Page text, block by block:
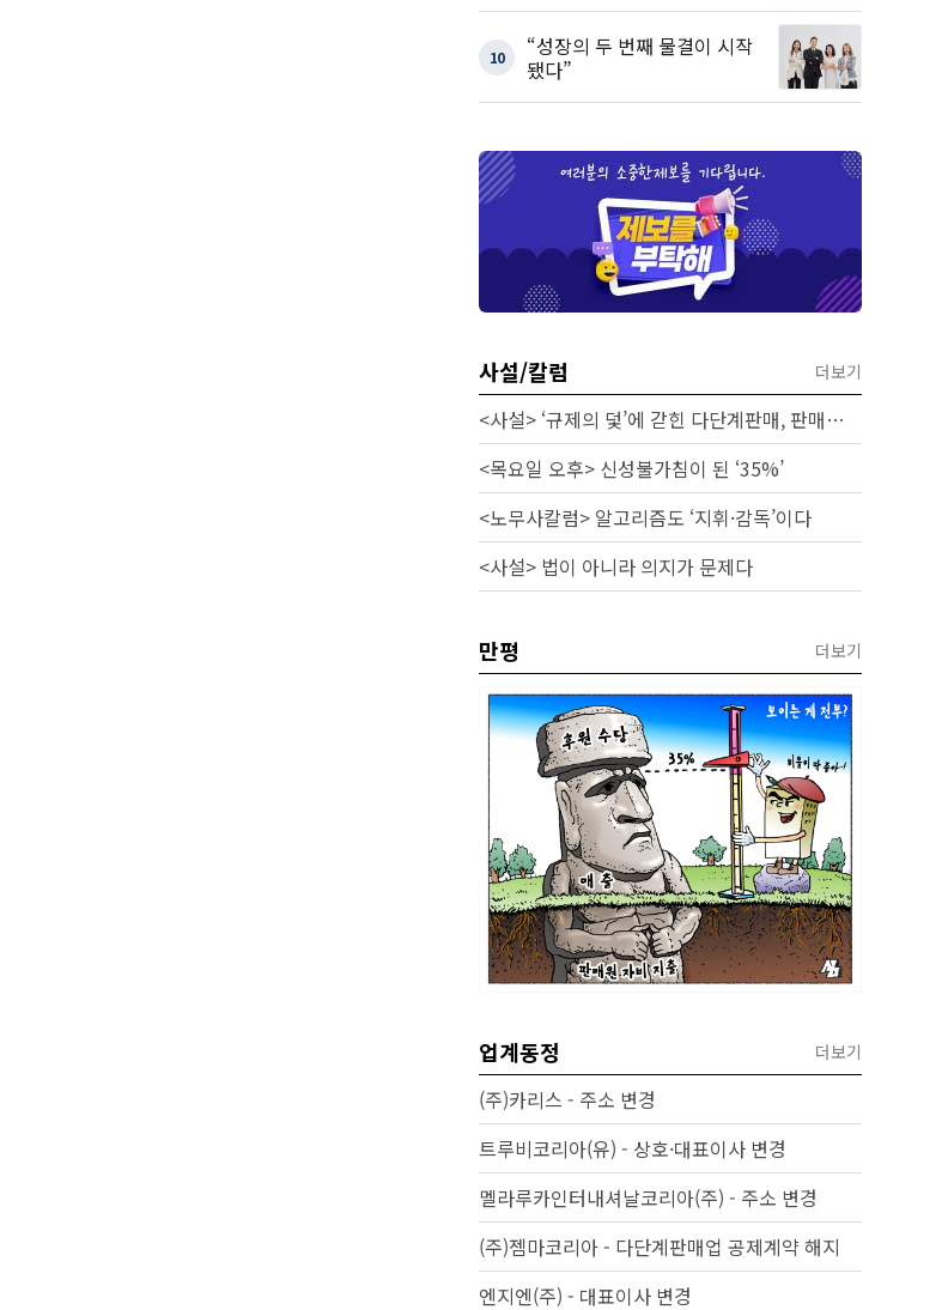
10
“성장의 두 번째 물결이 시작
됐다”
사설/칼럼 더보기
<사설> ‘규제의 덫’에 갇힌 다단계판매, 판매원 보호 시급하다
<목요일 오후> 신성불가침이 된 ‘35%’
<노무사칼럼> 알고리즘도 ‘지휘·감독’이다
<사설> 법이 아니라 의지가 문제다
만평 더보기
업계동정 더보기
(주)카리스 - 주소 변경
트루비코리아(유) - 상호·대표이사 변경
멜라루카인터내셔날코리아(주) - 주소 변경
(주)젬마코리아 - 다단계판매업 공제계약 해지
엔지엔(주) - 대표이사 변경